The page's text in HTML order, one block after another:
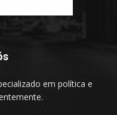
em política e